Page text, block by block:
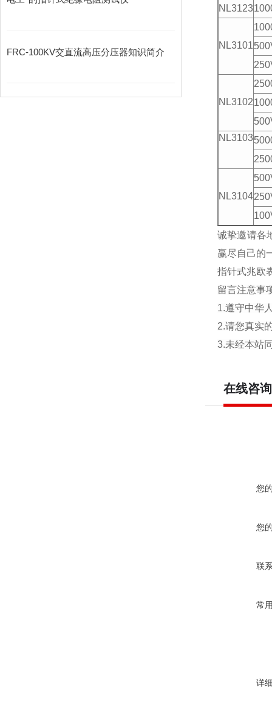
FRC-100KV交直流高压分压器知识简介
NL3123
NL3101
NL3102
NL3103
NL3104
诚挚邀请各
赢尽自己的
指针式兆欧
留言注意事
1.遵守中华
2.请您真实
3.未经本站
在线咨询
您
您
联
常
详